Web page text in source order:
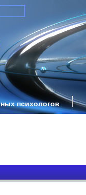
психологов